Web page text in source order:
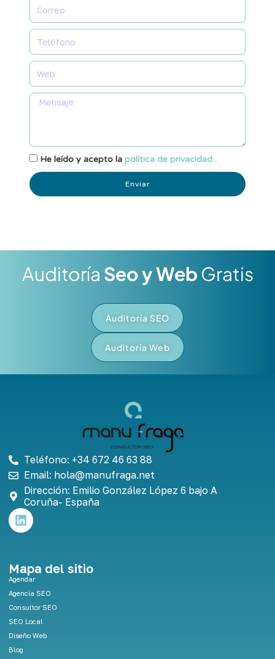
He leído y acepto la política de privacidad .
Enviar
Auditoría Seo y Web Gratis
Auditoría SEO
Auditoría Web
Teléfono: +34 672 46 63 88
Email: hola@manufraga.net
Dirección: Emilio González López 6 bajo A
Coruña- España
L
i
e
d
n
Mapa del sitio
Agendar
Agencia SEO
Consultor SEO
SEO Local
Diseño Web
Blog